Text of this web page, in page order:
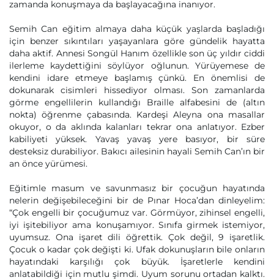
zamanda konuşmaya da başlayacağına inanıyor.
Semih Can eğitim almaya daha küçük yaşlarda başladığı
için benzer sıkıntıları yaşayanlara göre gündelik hayatta
daha aktif. Annesi Songül Hanım özellikle son üç yıldır ciddi
ilerleme kaydettiğini söylüyor oğlunun. Yürüyemese de
kendini idare etmeye başlamış çünkü. En önemlisi de
dokunarak cisimleri hissediyor olması. Son zamanlarda
görme engellilerin kullandığı Braille alfabesini de (altın
nokta) öğrenme çabasında. Kardeşi Aleyna ona masallar
okuyor, o da aklında kalanları tekrar ona anlatıyor. Ezber
kabiliyeti yüksek. Yavaş yavaş yere basıyor, bir süre
desteksiz durabiliyor. Bakıcı ailesinin hayali Semih Can’ın bir
an önce yürümesi.
Eğitimle masum ve savunmasız bir çocuğun hayatında
nelerin değişebileceğini bir de Pınar Hoca’dan dinleyelim:
“Çok engelli bir çocuğumuz var. Görmüyor, zihinsel engelli,
iyi işitebiliyor ama konuşamıyor. Sınıfa girmek istemiyor,
uyumsuz. Ona işaret dili öğrettik. Çok değil, 9 işaretlik.
Çocuk o kadar çok değişti ki. Ufak dokunuşların bile onların
hayatındaki karşılığı çok büyük. İşaretlerle kendini
anlatabildiği için mutlu şimdi. Uyum sorunu ortadan kalktı.